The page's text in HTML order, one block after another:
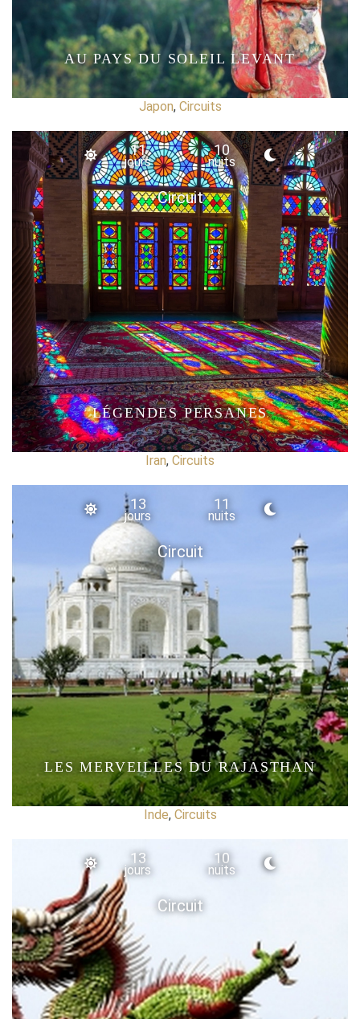
AU PAYS DU SOLEIL LEVANT
Japon, Circuits
Circuit
11
jours
10
nuits
LÉGENDES PERSANES
Iran, Circuits
Circuit
13
jours
11
nuits
LES MERVEILLES DU RAJASTHAN
Inde, Circuits
Circuit
13
jours
10
nuits